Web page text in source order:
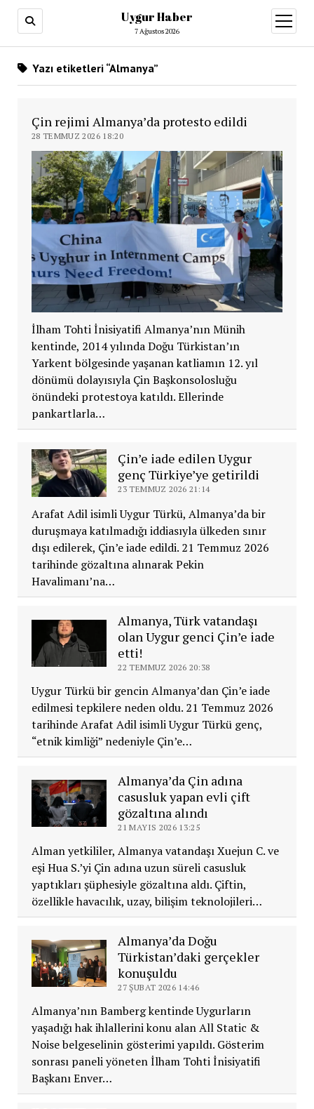
Uygur Haber
7 Ağustos 2026
aç
Yazı etiketleri “Almanya”
Çin rejimi Almanya’da protesto edildi
28 TEMMUZ 2026 18:20
İlham Tohti İnisiyatifi Almanya’nın Münih
kentinde, 2014 yılında Doğu Türkistan’ın
Yarkent bölgesinde yaşanan katliamın 12. yıl
dönümü dolayısıyla Çin Başkonsolosluğu
önündeki protestoya katıldı. Ellerinde
pankartlarla…
Çin’e iade edilen Uygur
genç Türkiye’ye getirildi
23 TEMMUZ 2026 21:14
Arafat Adil isimli Uygur Türkü, Almanya’da bir
duruşmaya katılmadığı iddiasıyla ülkeden sınır
dışı edilerek, Çin’e iade edildi. 21 Temmuz 2026
tarihinde gözaltına alınarak Pekin
Havalimanı’na…
Almanya, Türk vatandaşı
olan Uygur genci Çin’e iade
etti!
22 TEMMUZ 2026 20:38
Uygur Türkü bir gencin Almanya’dan Çin’e iade
edilmesi tepkilere neden oldu. 21 Temmuz 2026
tarihinde Arafat Adil isimli Uygur Türkü genç,
“etnik kimliği” nedeniyle Çin’e…
Almanya’da Çin adına
casusluk yapan evli çift
gözaltına alındı
21 MAYIS 2026 13:25
Alman yetkililer, Almanya vatandaşı Xuejun C. ve
eşi Hua S.’yi Çin adına uzun süreli casusluk
yaptıkları şüphesiyle gözaltına aldı. Çiftin,
özellikle havacılık, uzay, bilişim teknolojileri…
Almanya’da Doğu
Türkistan’daki gerçekler
konuşuldu
27 ŞUBAT 2026 14:46
Almanya’nın Bamberg kentinde Uygurların
yaşadığı hak ihlallerini konu alan All Static &
Noise belgeselinin gösterimi yapıldı. Gösterim
sonrası paneli yöneten İlham Tohti İnisiyatifi
Başkanı Enver…